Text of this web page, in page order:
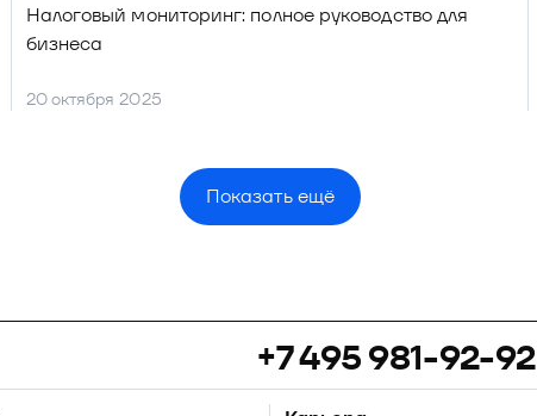
Налоговый мониторинг: полное руководство для
бизнеса
20 октября 2025
Показать ещё
+7 495 981-92-92